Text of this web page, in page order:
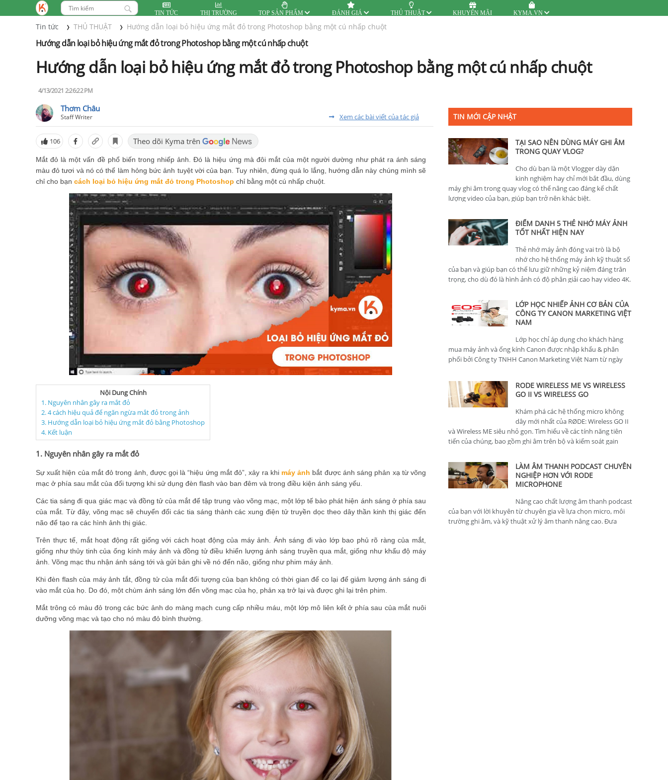
TIN TỨC THỊ TRƯỜNG TOP SẢN PHẨM ĐÁNH GIÁ THỦ THUẬT KHUYẾN MÃI KYMA.VN
Tin tức THỦ THUẬT Hướng dẫn loại bỏ hiệu ứng mắt đỏ trong Photoshop bằng một cú nhấp chuột
Hướng dẫn loại bỏ hiệu ứng mắt đỏ trong Photoshop bằng một cú nhấp chuột
Hướng dẫn loại bỏ hiệu ứng mắt đỏ trong Photoshop bằng một cú nhấp chuột
4/13/2021 2:26:22 PM
Thơm Châu
Staff Writer Xem các bài viết của tác giả
106 Theo dõi Kyma trên
Mắt đỏ là một vấn đề phổ biến trong nhiếp ảnh. Đó là hiệu ứng mà đôi mắt của một người dường như phát ra ánh sáng
màu đỏ tươi và nó có thể làm hỏng bức ảnh tuyệt vời của bạn. Tuy nhiên, đừng quá lo lắng, hướng dẫn này chúng mình sẽ
chỉ cho bạn cách loại bỏ hiệu ứng mắt đỏ trong Photoshop chỉ bằng một cú nhấp chuột.
Nội Dung Chính
1. Nguyên nhân gây ra mắt đỏ
2. 4 cách hiệu quả để ngăn ngừa mắt đỏ trong ảnh
3. Hướng dẫn loại bỏ hiệu ứng mắt đỏ bằng Photoshop
4. Kết luận
1. Nguyên nhân gây ra mắt đỏ
Sự xuất hiện của mắt đỏ trong ảnh, được gọi là “hiệu ứng mắt đỏ”, xảy ra khi máy ảnh bắt được ánh sáng phản xạ từ võng
mạc ở phía sau mắt của đối tượng khi sử dụng đèn flash vào ban đêm và trong điều kiện ánh sáng yếu.
Các tia sáng đi qua giác mạc và đồng tử của mắt để tập trung vào võng mạc, một lớp tế bào phát hiện ánh sáng ở phía sau
của mắt. Từ đây, võng mạc sẽ chuyển đổi các tia sáng thành các xung điện tử truyền dọc theo dây thần kinh thị giác đến
não để tạo ra các hình ảnh thị giác.
Trên thực tế, mắt hoạt động rất giống với cách hoạt động của máy ảnh. Ánh sáng đi vào lớp bao phủ rõ ràng của mắt,
giống như thủy tinh của ống kính máy ảnh và đồng tử điều khiển lượng ánh sáng truyền qua mắt, giống như khẩu độ máy
ảnh. Võng mạc thu nhận ánh sáng tới và gửi bản ghi về nó đến não, giống như phim máy ảnh.
Khi đèn flash của máy ảnh tắt, đồng tử của mắt đối tượng của bạn không có thời gian để co lại để giảm lượng ánh sáng đi
vào mắt của họ. Do đó, một chùm ánh sáng lớn đến võng mạc của họ, phản xạ trở lại và được ghi lại trên phim.
Mắt trông có màu đỏ trong các bức ảnh do màng mạch cung cấp nhiều máu, một lớp mô liên kết ở phía sau của mắt nuôi
dưỡng võng mạc và tạo cho nó màu đỏ bình thường.
TIN MỚI CẬP NHẬT
TẠI SAO NÊN DÙNG MÁY GHI ÂM
TRONG QUAY VLOG?
Cho dù bạn là một Vlogger dày dặn
kinh nghiệm hay chỉ mới bắt đầu, dùng
máy ghi âm trong quay vlog có thể nâng cao đáng kể chất
lượng video của bạn, giúp bạn trở nên khác biệt.
ĐIỂM DANH 5 THẺ NHỚ MÁY ẢNH
TỐT NHẤT HIỆN NAY
Thẻ nhớ máy ảnh đóng vai trò là bộ
nhớ cho hệ thống máy ảnh kỹ thuật số
của bạn và giúp bạn có thể lưu giữ những kỷ niệm đáng trân
trọng, cho dù đó là hình ảnh có độ phân giải cao hay video 4K.
LỚP HỌC NHIẾP ẢNH CƠ BẢN CỦA
CÔNG TY CANON MARKETING VIỆT
NAM
Lớp học chỉ áp dụng cho khách hàng
mua máy ảnh và ống kính Canon được nhập khẩu & phân
phối bởi Công ty TNHH Canon Marketing Việt Nam từ ngày
RODE WIRELESS ME VS WIRELESS
GO II VS WIRELESS GO
Khám phá các hệ thống micro không
dây mới nhất của RØDE: Wireless GO II
và Wireless ME siêu nhỏ gọn. Tìm hiểu về các tính năng tiên
tiến của chúng, bao gồm ghi âm trên bộ và kiểm soát gain
LÀM ÂM THANH PODCAST CHUYÊN
NGHIỆP HƠN VỚI RODE
MICROPHONE
Nâng cao chất lượng âm thanh podcast
của bạn với lời khuyên từ chuyên gia về lựa chọn micro, môi
trường ghi âm, và kỹ thuật xử lý âm thanh nâng cao. Đưa